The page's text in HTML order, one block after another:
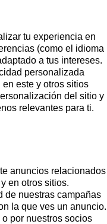
tu experiencia en
(como el idioma
a tus intereses.
personalizada
este y otros sitios
del sitio y
relevantes para ti.
anuncios relacionados
en otros sitios.
de nuestras campañas
la que ves un anuncio.
por nuestros socios